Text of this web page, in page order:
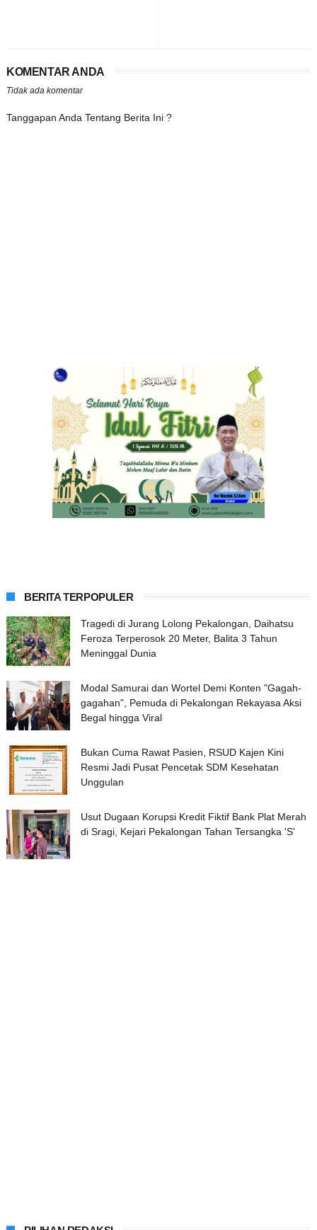
KOMENTAR ANDA
Tidak ada komentar
Tanggapan Anda Tentang Berita Ini ?
BERITA TERPOPULER
Tragedi di Jurang Lolong Pekalongan, Daihatsu
Feroza Terperosok 20 Meter, Balita 3 Tahun
Meninggal Dunia
Modal Samurai dan Wortel Demi Konten "Gagah-
gagahan", Pemuda di Pekalongan Rekayasa Aksi
Begal hingga Viral
Bukan Cuma Rawat Pasien, RSUD Kajen Kini
Resmi Jadi Pusat Pencetak SDM Kesehatan
Unggulan
Usut Dugaan Korupsi Kredit Fiktif Bank Plat Merah
di Sragi, Kejari Pekalongan Tahan Tersangka 'S'